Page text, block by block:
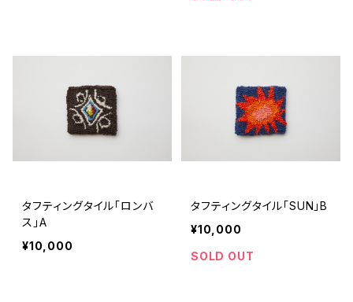
タフティングタイル「ロンバ
ス」A
¥10,000
タフティングタイル「SUN」B
¥10,000
SOLD OUT